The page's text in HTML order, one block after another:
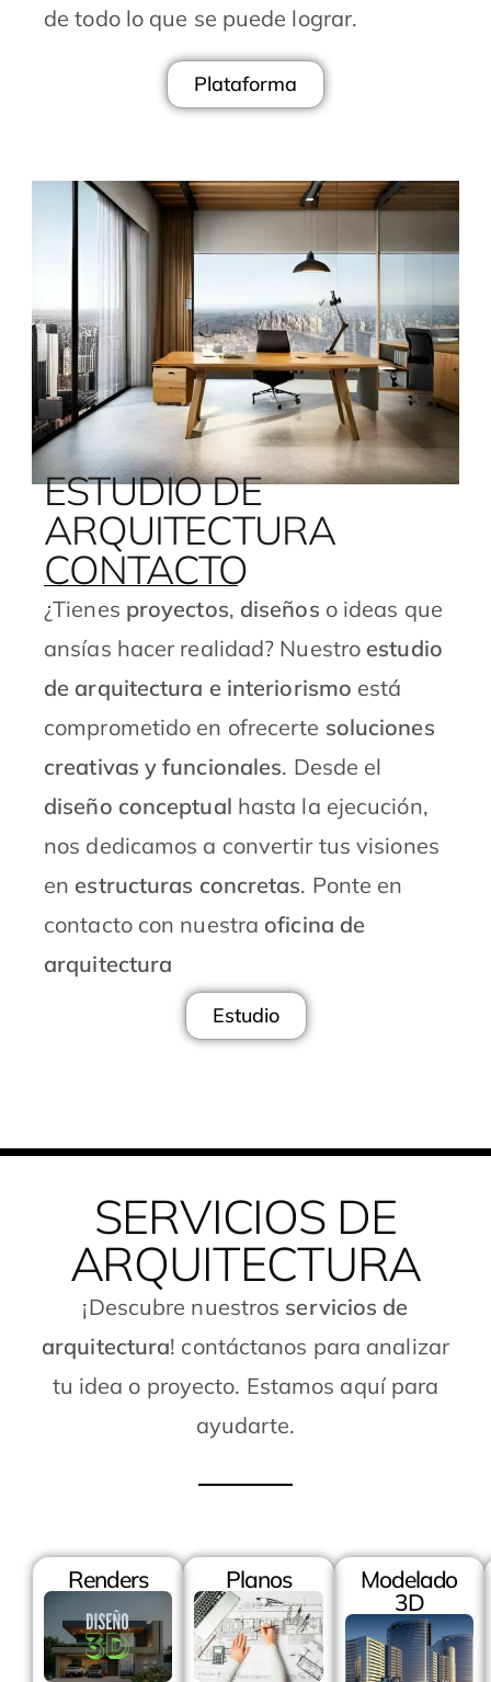
de todo lo que se puede lograr.
Plataforma
ESTUDIO DE
ARQUITECTURA
CONTACTO
¿Tienes proyectos, diseños o ideas que
ansías hacer realidad? Nuestro estudio
de arquitectura e interiorismo está
comprometido en ofrecerte soluciones
creativas y funcionales. Desde el
diseño conceptual hasta la ejecución,
nos dedicamos a convertir tus visiones
en estructuras concretas. Ponte en
contacto con nuestra oficina de
arquitectura
Estudio
SERVICIOS DE
ARQUITECTURA
¡Descubre nuestros servicios de
arquitectura! contáctanos para analizar
tu idea o proyecto. Estamos aquí para
ayudarte.
Renders Planos
Modelado
3D